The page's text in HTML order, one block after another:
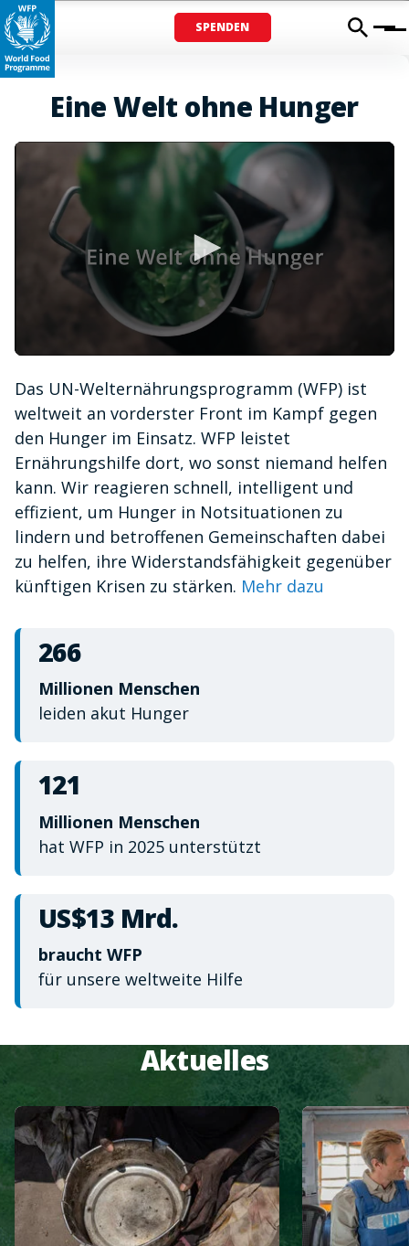
SPENDEN Menu
Eine Welt ohne Hunger
of
minute,
10
seconds
Das UN-Welternährungsprogramm (WFP) ist
weltweit an vorderster Front im Kampf gegen
den Hunger im Einsatz. WFP leistet
Ernährungshilfe dort, wo sonst niemand helfen
kann. Wir reagieren schnell, intelligent und
effizient, um Hunger in Notsituationen zu
lindern und betroffenen Gemeinschaften dabei
zu helfen, ihre Widerstandsfähigkeit gegenüber
künftigen Krisen zu stärken. Mehr dazu
266
Millionen Menschen
leiden akut Hunger
121
Millionen Menschen
hat WFP in 2025 unterstützt
US$13 Mrd.
braucht WFP
für unsere weltweite Hilfe
Aktuelles